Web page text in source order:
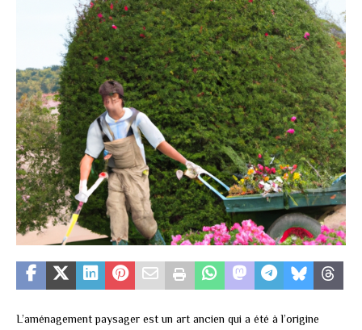
L’aménagement paysager est un art ancien qui a été à l’origine